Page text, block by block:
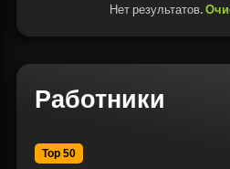
Нет результатов.
Работники
Top 50